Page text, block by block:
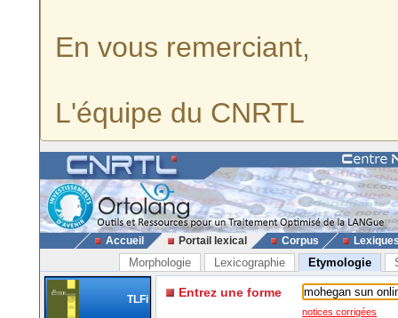
En vous remerciant,
L'équipe du CNRTL
Accueil Portail lexical Corpus
Morphologie Lexicographie Etymologie
TLFi Entrez une forme
notices corrigées